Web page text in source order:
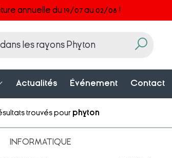
annuelle du 19/07 au 02/08 !
Actualités Événement Contact
trouvés pour phyton
INFORMATIQUE